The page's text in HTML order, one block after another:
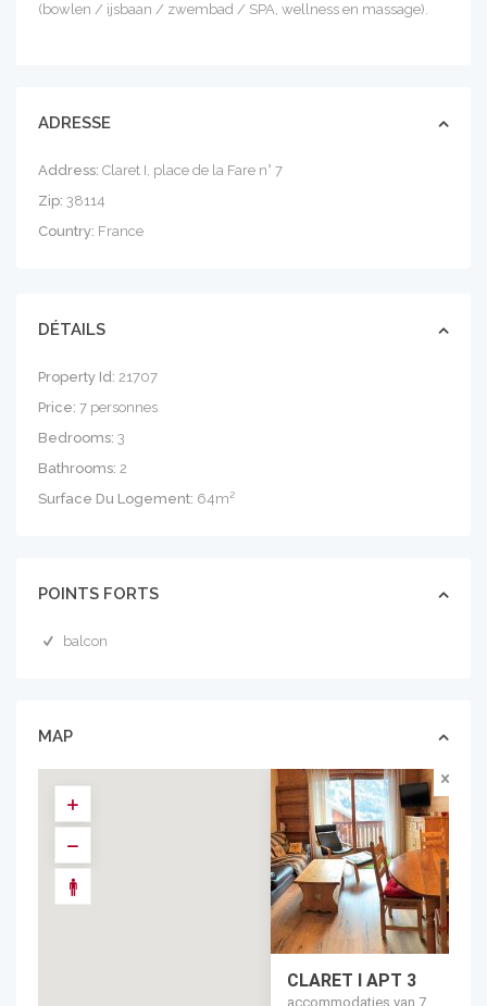
(bowlen / ijsbaan / zwembad / SPA, wellness en massage).
ADRESSE
Address: Claret I, place de la Fare n° 7
Zip: 38114
Country: France
DÉTAILS
Property Id: 21707
Price: 7 personnes
Bedrooms: 3
Bathrooms: 2
Surface Du Logement: 64m²
POINTS FORTS
balcon
MAP
CLARET I APT 3
accommodaties van 7